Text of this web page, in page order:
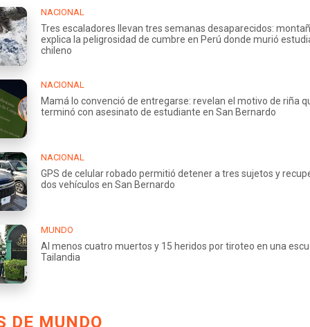
NACIONAL
Tres escaladores llevan tres semanas desaparecidos:
explica la peligrosidad de cumbre en Perú donde murió
chileno
NACIONAL
Mamá lo convenció de entregarse: revelan el motivo de riña
terminó con asesinato de estudiante en San Bernardo
NACIONAL
GPS de celular robado permitió detener a tres sujetos y
dos vehículos en San Bernardo
MUNDO
Al menos cuatro muertos y 15 heridos por tiroteo en una
Tailandia
DE MUNDO